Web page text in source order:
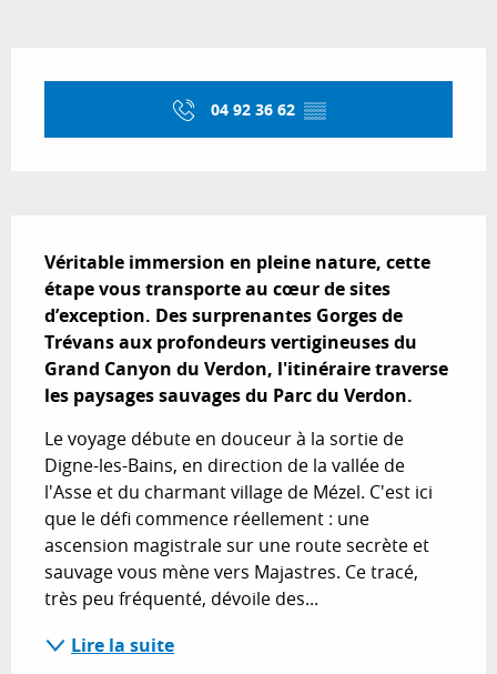
04 92 36 62 ▒▒
Véritable immersion en pleine nature, cette
étape vous transporte au cœur de sites
d’exception. Des surprenantes Gorges de
Trévans aux profondeurs vertigineuses du
Grand Canyon du Verdon, l'itinéraire traverse
les paysages sauvages du Parc du Verdon.
Le voyage débute en douceur à la sortie de
Digne-les-Bains, en direction de la vallée de
l'Asse et du charmant village de Mézel. C'est ici
que le défi commence réellement : une
ascension magistrale sur une route secrète et
sauvage vous mène vers Majastres. Ce tracé,
très peu fréquenté, dévoile des...
Lire la suite